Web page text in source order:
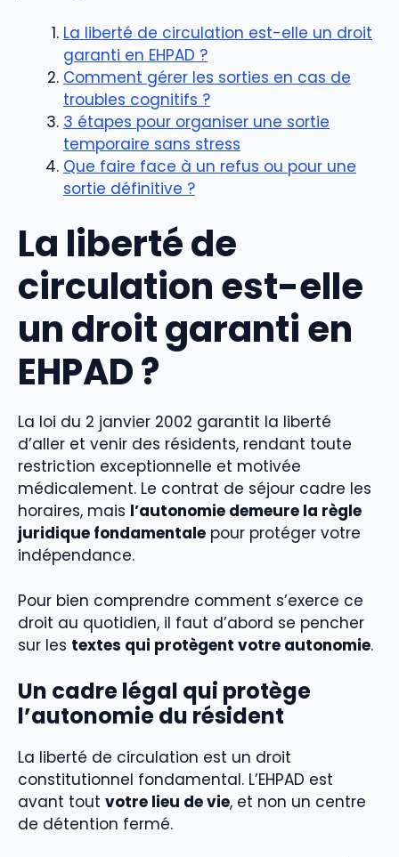
La liberté de circulation est-elle un droit
garanti en EHPAD ?
Comment gérer les sorties en cas de
troubles cognitifs ?
3 étapes pour organiser une sortie
temporaire sans stress
Que faire face à un refus ou pour une
sortie définitive ?
La liberté de
circulation est-elle
un droit garanti en
EHPAD ?
La loi du 2 janvier 2002 garantit la liberté
d’aller et venir des résidents, rendant toute
restriction exceptionnelle et motivée
médicalement. Le contrat de séjour cadre les
horaires, mais l’autonomie demeure la règle
juridique fondamentale pour protéger votre
indépendance.
Pour bien comprendre comment s’exerce ce
droit au quotidien, il faut d’abord se pencher
sur les textes qui protègent votre autonomie.
Un cadre légal qui protège
l’autonomie du résident
La liberté de circulation est un droit
constitutionnel fondamental. L’EHPAD est
avant tout votre lieu de vie, et non un centre
de détention fermé.